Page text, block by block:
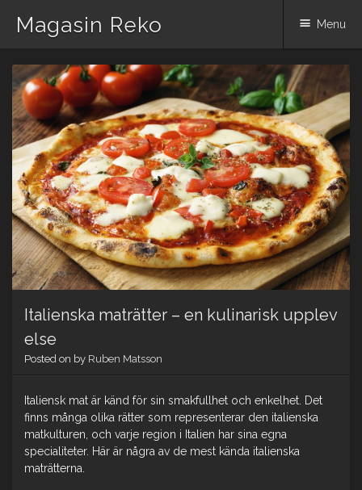
Magasin Reko Menu
Skip
to
content
Italienska maträtter – en kulinarisk upplev
else
Posted on by Ruben Matsson
Italiensk mat är känd för sin smakfullhet och enkelhet. Det
finns många olika rätter som representerar den italienska
matkulturen, och varje region i Italien har sina egna
specialiteter. Här är några av de mest kända italienska
maträtterna.